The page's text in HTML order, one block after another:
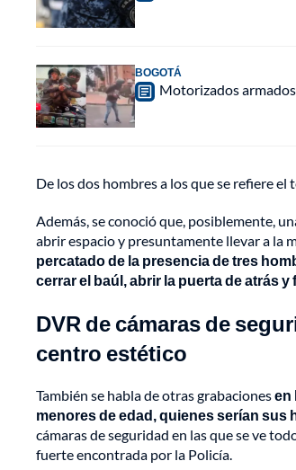
BOGOTÁ
Motorizados
De los dos hombres a los que se refiere
Además, se conoció que, posiblemente,
abrir espacio y presuntamente llevar a la
percatado de la presencia de tres
cerrar el baúl, abrir la puerta de atrás
DVR de cámaras de
centro estético
También se habla de otras grabacionesen
menores de edad, quienes serían sus
cámaras de seguridad en las que se ve
fuerte encontrada por la Policía.